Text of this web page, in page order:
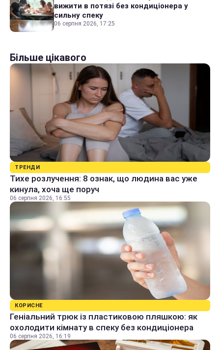
вижити в потязі без кондиціонера у
сильну спеку
06 серпня 2026, 17:25
Більше цікавого
ТРЕНДИ
Тихе розлучення: 8 ознак, що людина вас уже
кинула, хоча ще поруч
06 серпня 2026, 16:55
КОРИСНЕ
Геніальний трюк із пластиковою пляшкою: як
охолодити кімнату в спеку без кондиціонера
06 серпня 2026, 16:19